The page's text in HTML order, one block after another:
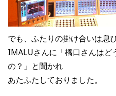
でも、ふたりの掛け合いは息
IMALUさんに「橋口さんはど
の？」と聞かれ
あたふたしておりました。